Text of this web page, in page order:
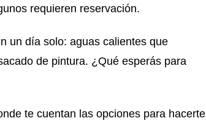
requieren reservación.
un día solo: aguas calientes que
de pintura. ¿Qué esperás para
te cuentan las opciones para hacerte